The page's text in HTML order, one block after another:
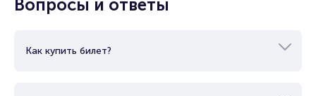
Вопросы и ответы
Как купить билет?